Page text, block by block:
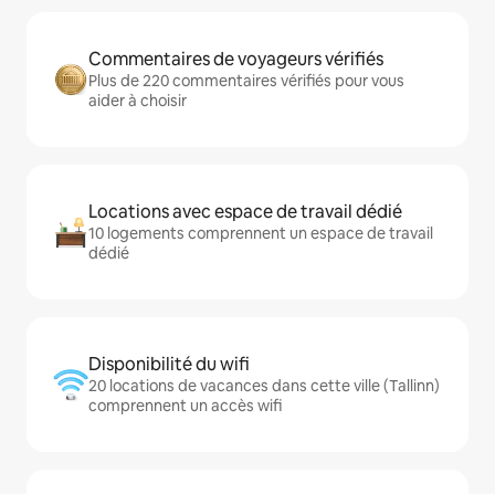
Commentaires de voyageurs vérifiés
Plus de 220 commentaires vérifiés pour vous
aider à choisir
Locations avec espace de travail dédié
10 logements comprennent un espace de travail
dédié
Disponibilité du wifi
20 locations de vacances dans cette ville (Tallinn)
comprennent un accès wifi